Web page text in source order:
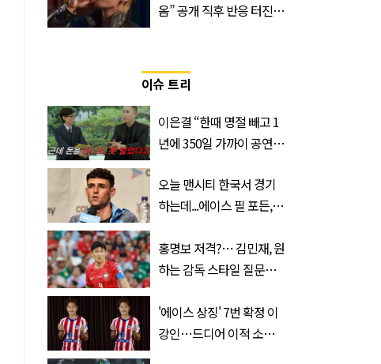
옴” 공개 직후 반응 터진
이슈 트리
이은결 “한때 명절 빼고 1
년에 350일 가까이 공연했
(이유)
오늘 맨시티 한국서 경기
하는데...에이스 필 포든,
홍명보 저격?… 김민재, 원
하는 감독 스타일 질문에
'에이스 상징' 7번 확정 이
강인…드디어 이적 소감